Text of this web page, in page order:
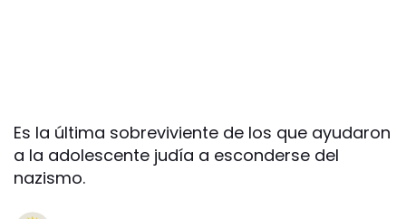
Es la última sobreviviente de los que ayudaron
a la adolescente judía a esconderse del
nazismo.